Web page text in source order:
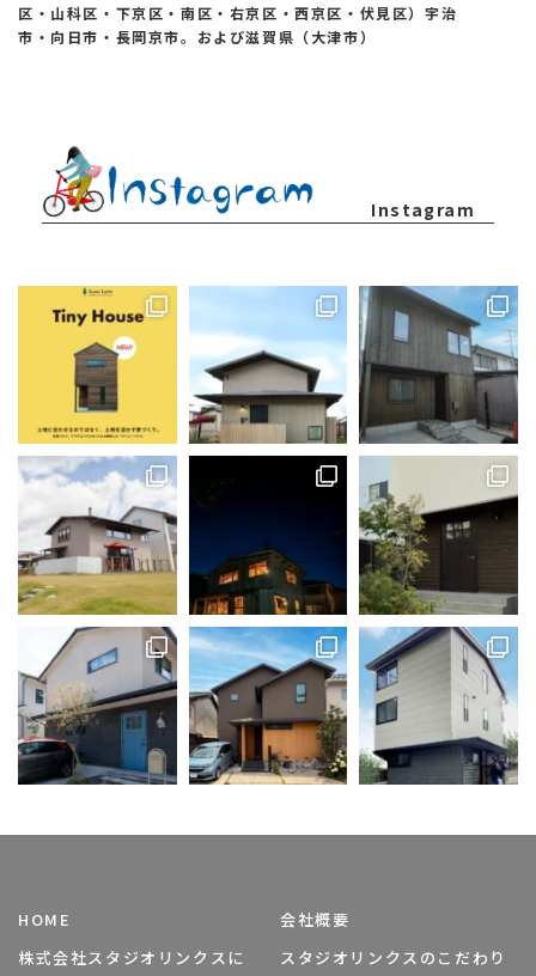
区・山科区・下京区・南区・右京区・西京区・伏見区）宇治
市・向日市・長岡京市。および滋賀県（大津市）
Instagram
HOME
株式会社スタジオリンクスに
会社概要
スタジオリンクスのこだわり